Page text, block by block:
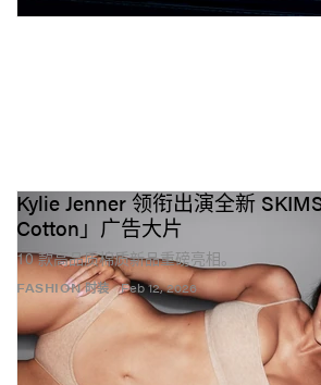
FASHION 时装
Kylie Jenner 领衔出演全新
Cotton」广告大片
10 款高品质棉质新品重磅亮相。
Feb 12, 2026